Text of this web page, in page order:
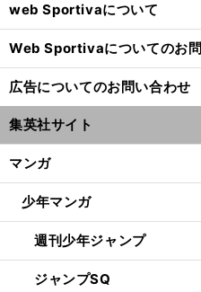
web Sportivaについて
Web Sportivaについてのお
広告についてのお問い合わせ
集英社サイト
マンガ
少年マンガ
週刊少年ジャンプ
ジャンプSQ